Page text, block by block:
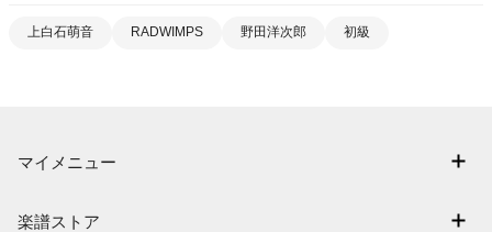
上白石萌音 RADWIMPS 野田洋次郎 初級
マイメニュー
楽譜ストア